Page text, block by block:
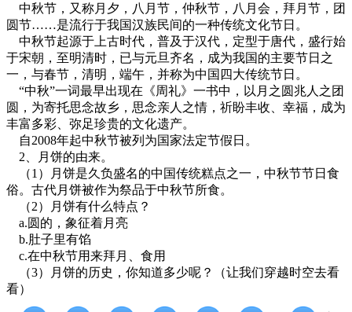
中秋节，又称月夕，八月节，仲秋节，八月会，拜月节，团
圆节……是流行于我国汉族民间的一种传统文化节日。
中秋节起源于上古时代，普及于汉代，定型于唐代，盛行始
于宋朝，至明清时，已与元旦齐名，成为我国的主要节日之
一，与春节，清明，端午，并称为中国四大传统节日。
“中秋”一词最早出现在《周礼》一书中，以月之圆兆人之团
圆，为寄托思念故乡，思念亲人之情，祈盼丰收、幸福，成为
丰富多彩、弥足珍贵的文化遗产。
自2008年起中秋节被列为国家法定节假日。
2、月饼的由来。
（1）月饼是久负盛名的中国传统糕点之一，中秋节节日食
俗。古代月饼被作为祭品于中秋节所食。
（2）月饼有什么特点？
a.圆的，象征着月亮
b.肚子里有馅
c.在中秋节用来拜月、食用
（3）月饼的历史，你知道多少呢？（让我们穿越时空去看
看）